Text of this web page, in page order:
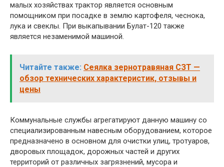
малых хозяйствах трактор является основным
помощником при посадке в землю картофеля, чеснока,
лука и свеклы. При выкапывании Булат-120 также
является незаменимой машиной.
Читайте также: Сеялка зернотравяная СЗТ —
обзор технических характеристик, отзывы и
цены
Коммунальные службы агрегатируют данную машину со
специализированным навесным оборудованием, которое
предназначено в основном для очистки улиц, тротуаров,
дворовых площадок, дорожных частей и других
территорий от различных загрязнений, мусора и